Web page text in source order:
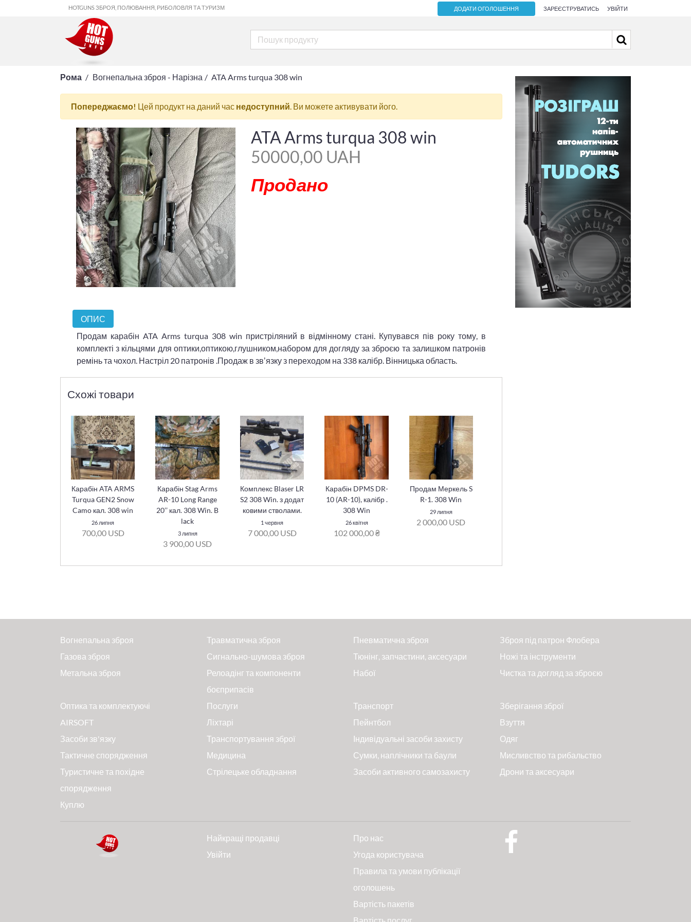
HOTGUNS ЗБРОЯ, ПОЛЮВАННЯ, РИБОЛОВЛЯ ТА ТУРИЗМ ДОДАТИ ОГОЛОШЕННЯ ЗАРЕЄСТРУВАТИСЬ УВІЙТИ
Рома Вогнепальна зброя - Нарізна ATA Arms turqua 308 win
Попереджаємо! Цей продукт на даний час недоступний. Ви можете активувати його.
ATA Arms turqua 308 win
50000,00 UAH
Продано
ОПИС
Продам карабін ATA Arms turqua 308 win пристріляний в відмінному стані. Купувався пів року тому, в
комплекті з кільцями для оптики,оптикою,глушником,набором для догляду за зброєю та залишком патронів
ремінь та чохол. Настріл 20 патронів .Продаж в звʼязку з переходом на 338 калібр. Вінницька область.
Схожі товари
Карабін ATA ARMS
Turqua GEN2 Snow
Camo кал. 308 win
26 липня
700,00 USD
Карабін Stag Arms
AR-10 Long Range
20’’ кал. 308 Win. B
lack
3 липня
3 900,00 USD
Комплекс Blaser LR
S2 308 Win. з додат
ковими стволами.
1 червня
7 000,00 USD
Карабін DPMS DR-
10 (AR-10), калібр .
308 Win
26 квітня
102 000,00 ₴
Продам Меркель S
R-1. 308 Win
29 липня
2 000,00 USD
Вогнепальна зброя Травматична зброя Пневматична зброя
Зброя під патрон Флобера
Газова зброя
Сигнально-шумова зброя Тюнінг, запчастини, аксесуари
Ножі та інструменти
Метальна зброя
Релоадінг та компоненти
боєприпасів
Набої Чистка та догляд за зброєю
Оптика та комплектуючі Послуги Транспорт
Зберігання зброї
AIRSOFT
Ліхтарі Пейнтбол
Взуття
Засоби зв'язку
Транспортування зброї Індивідуальні засоби захисту
Одяг
Тактичне спорядження
Медицина Сумки, наплічники та баули
Мисливство та рибальство
Туристичне та похідне
спорядження
Стрілецьке обладнання Засоби активного самозахисту Дрони та аксесуари
Куплю
Найкращі продавці
Увійти
Про нас
Угода користувача
Правила та умови публікації
оголошень
Вартість пакетів